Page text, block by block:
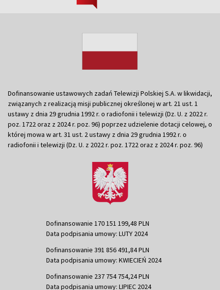
Dofinansowanie ustawowych zadań Telewizji Polskiej S.A. w likwidacji,
związanych z realizacją misji publicznej określonej w art. 21 ust. 1
ustawy z dnia 29 grudnia 1992 r. o radiofonii i telewizji (Dz. U. z 2022 r.
poz. 1722 oraz z 2024 r. poz. 96) poprzez udzielenie dotacji celowej, o
której mowa w art. 31 ust. 2 ustawy z dnia 29 grudnia 1992 r. o
radiofonii i telewizji (Dz. U. z 2022 r. poz. 1722 oraz z 2024 r. poz. 96)
Dofinansowanie 170 151 199,48 PLN
Data podpisania umowy: LUTY 2024
Dofinansowanie 391 856 491,84 PLN
Data podpisania umowy: KWIECIEŃ 2024
Dofinansowanie 237 754 754,24 PLN
Data podpisania umowy: LIPIEC 2024